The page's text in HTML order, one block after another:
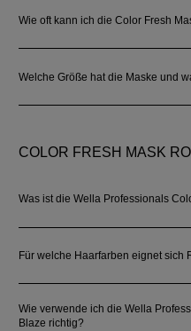
Wie oft kann ich die Color Fresh
Welche Größe hat die Maske und
COLOR FRESH MASK
Was ist die Wella Professionals
Für welche Haarfarben eignet sich
Wie verwende ich die Wella
Blaze richtig?